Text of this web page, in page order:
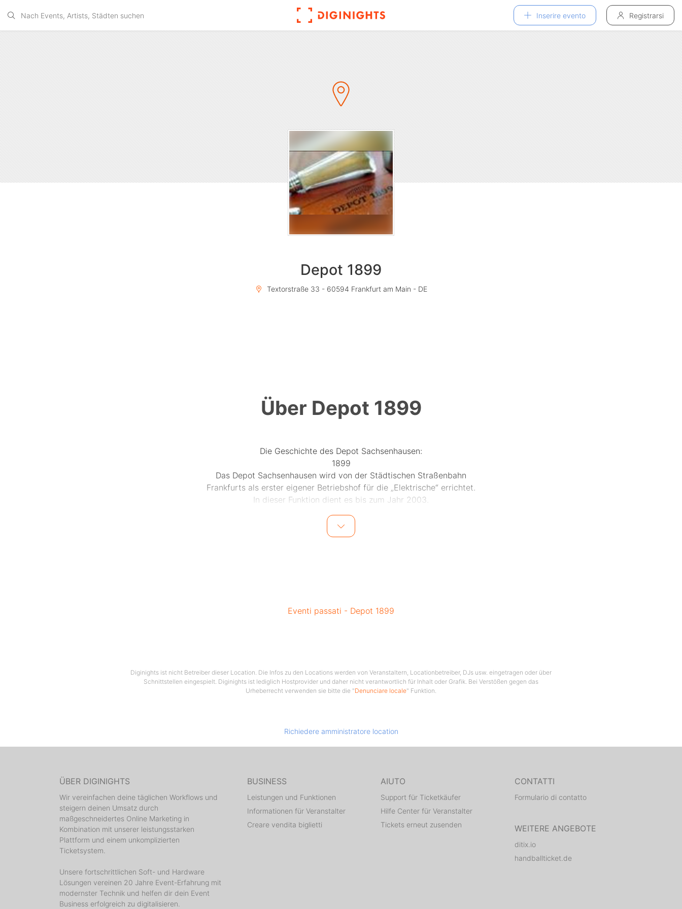
Inserire evento Registrarsi
Depot 1899
Textorstraße 33 - 60594 Frankfurt am Main - DE
Über Depot 1899
Die Geschichte des Depot Sachsenhausen:
1899
Das Depot Sachsenhausen wird von der Städtischen Straßenbahn
Frankfurts als erster eigener Betriebshof für die „Elektrische“ errichtet.
In dieser Funktion dient es bis zum Jahr 2003.
50-jähriges Jubiläum des Depots Sachsenhausen. Wer genau hinschaut,
1963
In diesem Jahr wird das Sachsenhäuser Depot für 1 Million DM umgebaut;
abgetrennte Teile der Betriebswerkstatt können jetzt erstmals geheizt
1972 aufgenommen.
2003
die letzte Straßenbahn das Depot. Die Hallen werden mit der Fertigstellung
des neuen Betriebshofes in Seckbach für die bisherige Nutzung
aufgegeben.
Eventi passati - Depot 1899
Diginights ist nicht Betreiber dieser Location. Die Infos zu den Locations werden von Veranstaltern, Locationbetreiber, DJs usw. eingetragen oder über
Schnittstellen eingespielt. Diginights ist lediglich Hostprovider und daher nicht verantwortlich für Inhalt oder Grafik. Bei Verstößen gegen das
Urheberrecht verwenden sie bitte die "Denunciare locale" Funktion.
Richiedere amministratore location
ÜBER DIGINIGHTS
Wir vereinfachen deine täglichen Workflows und
steigern deinen Umsatz durch
maßgeschneidertes Online Marketing in
Kombination mit unserer leistungsstarken
Plattform und einem unkomplizierten
Ticketsystem.
Unsere fortschrittlichen Soft- und Hardware
Lösungen vereinen 20 Jahre Event-Erfahrung mit
modernster Technik und helfen dir dein Event
Business erfolgreich zu digitalisieren.
BUSINESS
Leistungen und Funktionen
Informationen für Veranstalter
Creare vendita biglietti
AIUTO
Support für Ticketkäufer
Hilfe Center für Veranstalter
Tickets erneut zusenden
CONTATTI
Formulario di contatto
WEITERE ANGEBOTE
ditix.io
handballticket.de